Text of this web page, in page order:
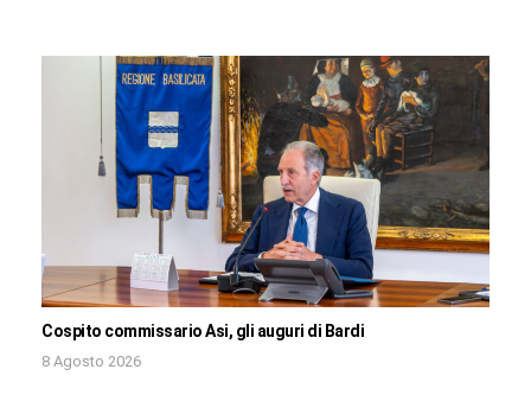
Cospito commissario Asi, gli auguri di Bardi
8 Agosto 2026